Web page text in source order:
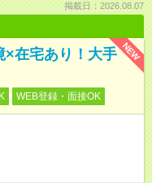
掲載日：2026.08.07
NEW
×在宅あり！大手
WEB登録・面接OK